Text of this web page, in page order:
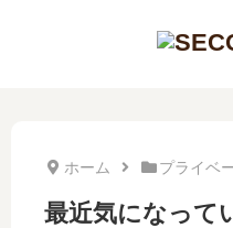
ホーム プライベ
最近気になって